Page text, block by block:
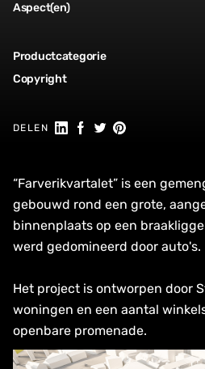
Aspect(en)
Productcategorie
Copyright
DELEN Share on Linkedin
Share on Facebook
Share on Twitter
Share on
“Farverikvartalet” is een
gebouwd rond een grote,
binnenplaats op een
werd gedomineerd door auto's.
Het project is ontworpen door
woningen en een aantal
openbare promenade.